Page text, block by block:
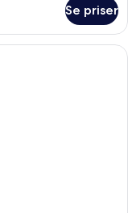
Se priser